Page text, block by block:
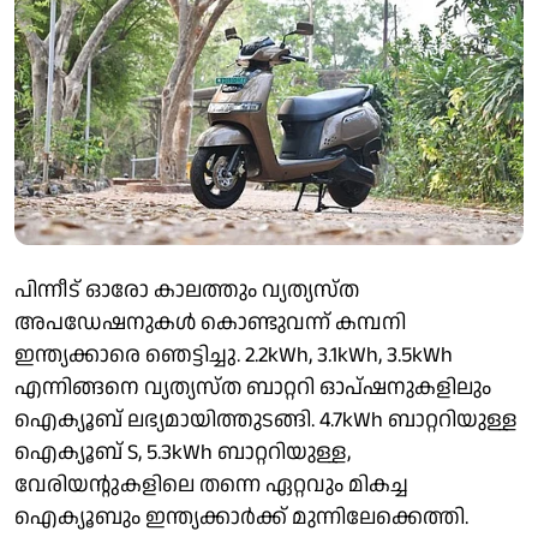
പിന്നീട് ഓരോ കാലത്തും വ്യത്യസ്ത
അപഡേഷനുകൾ കൊണ്ടുവന്ന് കമ്പനി
ഇന്ത്യക്കാരെ ഞെട്ടിച്ചു. 2.2kWh, 3.1kWh, 3.5kWh
എന്നിങ്ങനെ വ്യത്യസ്‌ത ബാറ്ററി ഓപ്ഷനുകളിലും
ഐക്യൂബ് ലഭ്യമായിത്തുടങ്ങി. 4.7kWh ബാറ്ററിയുള്ള
ഐക്യൂബ് S, 5.3kWh ബാറ്ററിയുള്ള,
വേരിയന്റുകളിലെ തന്നെ ഏറ്റവും മികച്ച
ഐക്യൂബും ഇന്ത്യക്കാർക്ക് മുന്നിലേക്കെത്തി.